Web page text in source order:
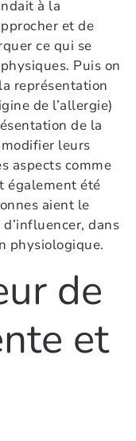
à la
et de
ce qui se
Puis on
représentation
de l’allergie)
de la
leurs
aspects comme
également été
aient le
dans
physiologique.
de
et